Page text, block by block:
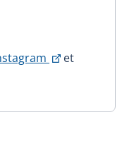
window
This
open
et